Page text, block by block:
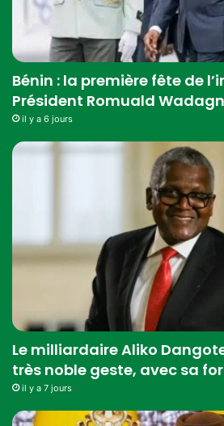
Bénin : la première fête de
Président Romuald
il y a 6 jours
Le milliardaire Aliko
très noble geste, avec sa
il y a 7 jours